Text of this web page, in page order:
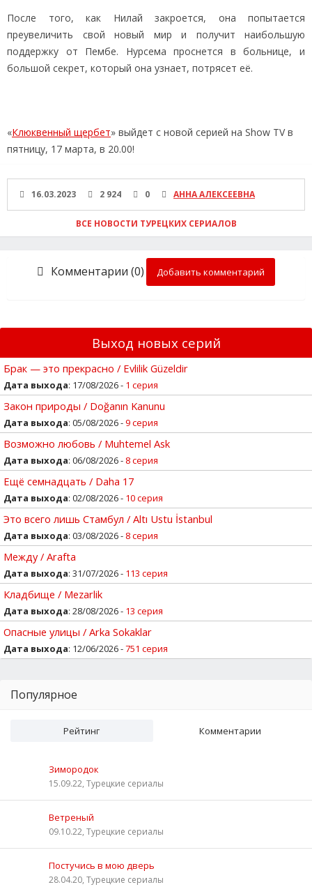
После того, как Нилай закроется, она попытается
преувеличить свой новый мир и получит наибольшую
поддержку от Пембе. Нурсема проснется в больнице, и
большой секрет, который она узнает, потрясет её.
«Клюквенный щербет» выйдет с новой серией на Show TV в
пятницу, 17 марта, в 20.00!
16.03.2023 2 924 0 АННА АЛЕКСЕЕВНА
ВСЕ НОВОСТИ ТУРЕЦКИХ СЕРИАЛОВ
Комментарии (0) Добавить комментарий
Выход новых серий
Брак — это прекрасно / Evlilik Güzeldir
Дата выхода: 17/08/2026 - 1 серия
Закон природы / Doğanın Kanunu
Дата выхода: 05/08/2026 -9 серия
Возможно любовь / Muhtemel Ask
Дата выхода: 06/08/2026 - 8 серия
Ещё семнадцать / Daha 17
Дата выхода: 02/08/2026 - 10 серия
Это всего лишь Стамбул / Altı Ustu İstanbul
Дата выхода: 03/08/2026 - 8 серия
Между / Arafta
Дата выхода: 31/07/2026 - 113 серия
Кладбище / Mezarlik
Дата выхода: 28/08/2026 - 13 серия
Опасные улицы / Arka Sokaklar
Дата выхода: 12/06/2026 -751 серия
Популярное
Рейтинг Комментарии
Зимородок
15.09.22, Турецкие сериалы
Ветреный
09.10.22, Турецкие сериалы
Постучись в мою дверь
28.04.20, Турецкие сериалы